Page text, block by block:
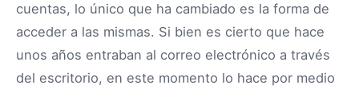
cuentas, lo único que ha cambiado es la forma de
acceder a las mismas. Si bien es cierto que hace
unos años entraban al correo electrónico a través
del escritorio, en este momento lo hace por medio